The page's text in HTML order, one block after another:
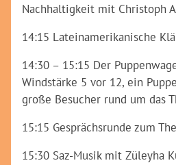
Nachhaltigkeit mit Christoph
14:15 Lateinamerikanische
14:30 – 15:15 Der
Windstärke 5 vor 12, ein
große Besucher rund um das
15:15 Gesprächsrunde zum
15:30 Saz-Musik mit Züleyha